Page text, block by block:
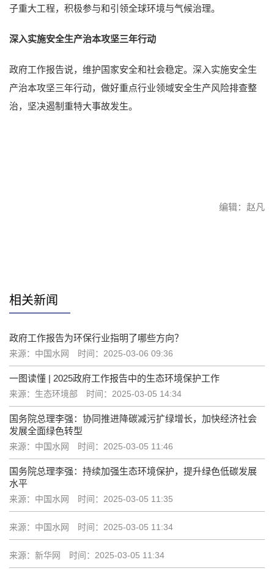
子重大工程，积极参与和引领全球环境与气候治理。
深入实施安全生产治本攻坚三年行动
政府工作报告说，维护国家安全和社会稳定。深入实施安全生
产治本攻坚三年行动，做好重点行业领域安全生产风险排查整
治，坚决遏制重特大事故发生。
编辑：赵凡
相关新闻
政府工作报告为环保行业指明了哪些方向？
来源：中国水网 时间：2025-03-06 09:36
一图读懂 | 2025政府工作报告中的生态环境保护工作
来源：生态环境部 时间：2025-03-05 14:34
国务院总理李强：协同推进降碳减污扩绿增长，加快经济社会
发展全面绿色转型
来源：中国水网 时间：2025-03-05 11:46
国务院总理李强：持续加强生态环境保护，提升绿色低碳发展
水平
来源：中国水网 时间：2025-03-05 11:35
来源：中国水网 时间：2025-03-05 11:34
来源：新华网 时间：2025-03-05 11:34